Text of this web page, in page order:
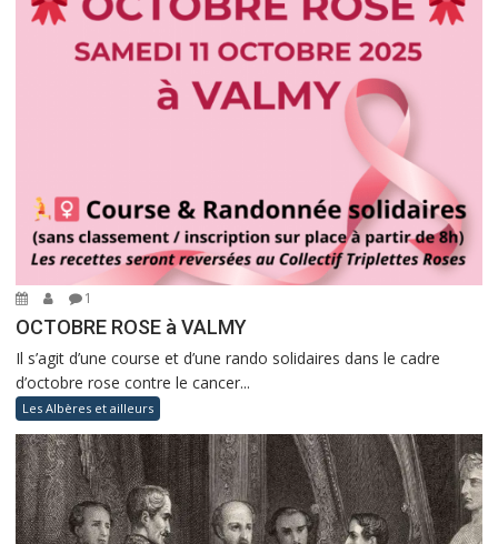
1
OCTOBRE ROSE à VALMY
Il s’agit d’une course et d’une rando solidaires dans le cadre
d’octobre rose contre le cancer...
Les Albères et ailleurs